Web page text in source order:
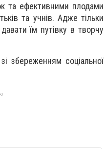
та ефективними плодами
та учнів. Адже тільки
їм путівку в творчу
збереженням соціальної